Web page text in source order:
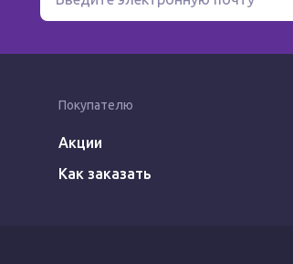
Покупателю
Акции
Как заказать